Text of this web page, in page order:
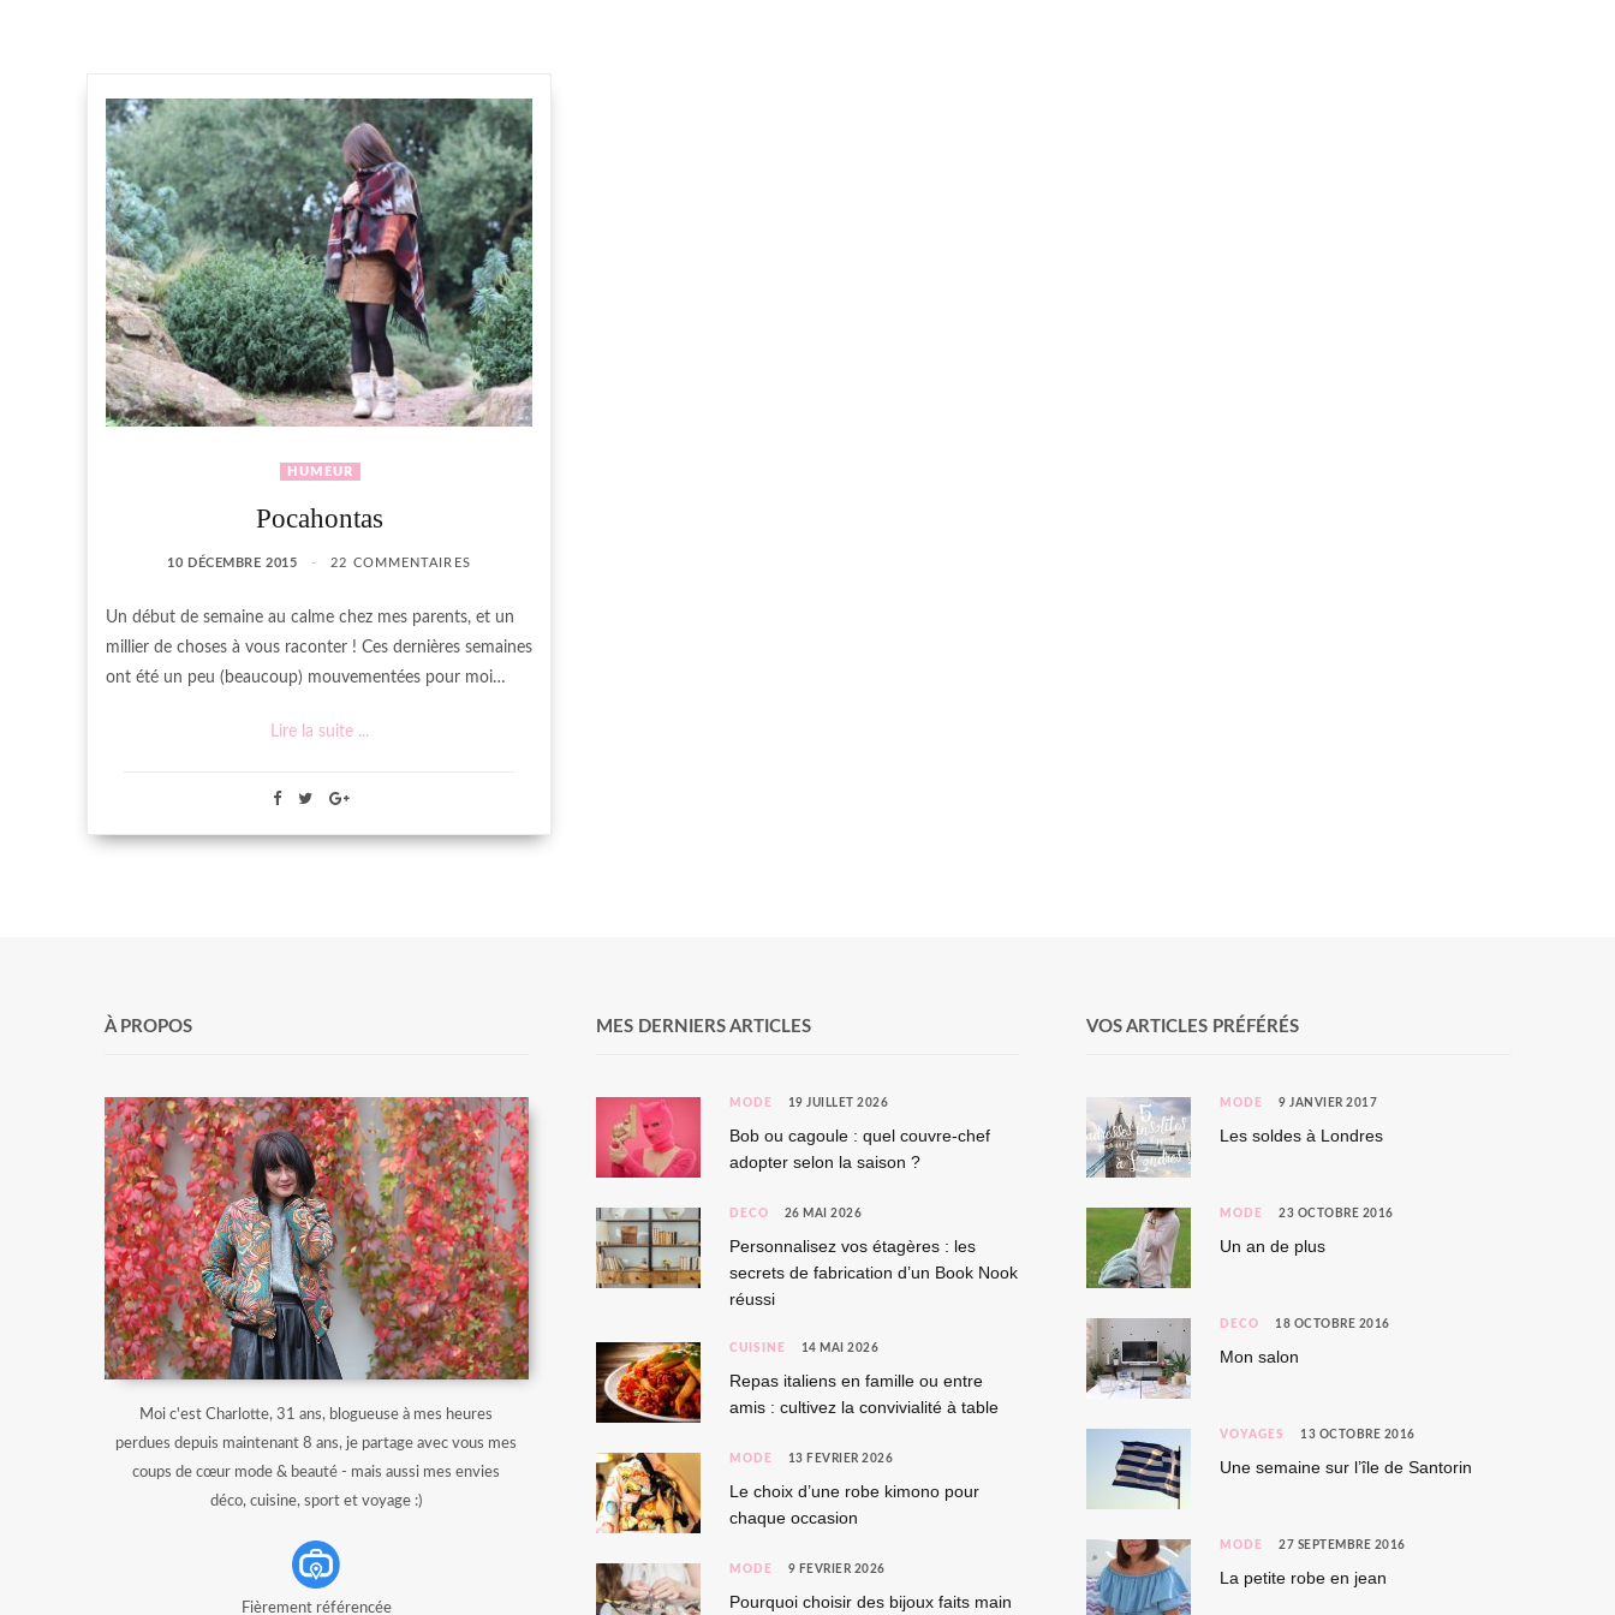
HUMEUR
Pocahontas
10 DÉCEMBRE 2015 22 COMMENTAIRES
Un début de semaine au calme chez mes parents, et un
millier de choses à vous raconter ! Ces dernières semaines
ont été un peu (beaucoup) mouvementées pour moi…
Lire la suite ...
À PROPOS
Moi c'est Charlotte, 31 ans, blogueuse à mes heures
perdues depuis maintenant 8 ans, je partage avec vous mes
coups de cœur mode & beauté - mais aussi mes envies
déco, cuisine, sport et voyage :)
Fièrement référencée
MES DERNIERS ARTICLES
MODE 19 JUILLET 2026
Bob ou cagoule : quel couvre-chef
adopter selon la saison ?
DÉCO 26 MAI 2026
Personnalisez vos étagères : les
secrets de fabrication d’un Book Nook
réussi
CUISINE 14 MAI 2026
Repas italiens en famille ou entre
amis : cultivez la convivialité à table
MODE 13 FÉVRIER 2026
Le choix d’une robe kimono pour
chaque occasion
MODE 9 FÉVRIER 2026
Pourquoi choisir des bijoux faits main
VOS ARTICLES PRÉFÉRÉS
MODE 9 JANVIER 2017
Les soldes à Londres
MODE 23 OCTOBRE 2016
Un an de plus
DÉCO 18 OCTOBRE 2016
Mon salon
VOYAGES 13 OCTOBRE 2016
Une semaine sur l’île de Santorin
MODE 27 SEPTEMBRE 2016
La petite robe en jean